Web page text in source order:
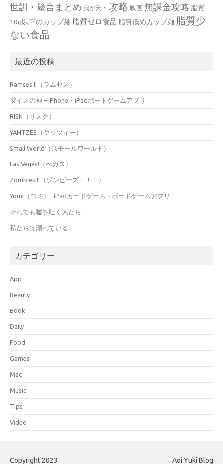
世訓・箴言まとめ 我が天下 攻略 映画 無課金攻略 脂質
10g以下のカップ麺 脂質ゼロ食品 脂質低めカップ麺 脂質少
ない食品
最近の投稿
Ramses II（ラムセス）
ダイスの神 – iPhone・iPadボードゲームアプリ
RISK（リスク）
YAHTZEE（ヤッツィー）
Small World（スモールワールド）
Las Vegas!（べガス）
Zombies!!!（ゾンビーズ！！！）
Yomi（ヨミ）- iPadカードゲーム・ボードゲームアプリ
それでも嘘を吐く人たち
私たちは溺れている。
カテゴリー
App
Beauty
Book
Daily
Food
Games
Mac
Music
Tips
Video
Copyright 2023 Aoi Yuki Blog